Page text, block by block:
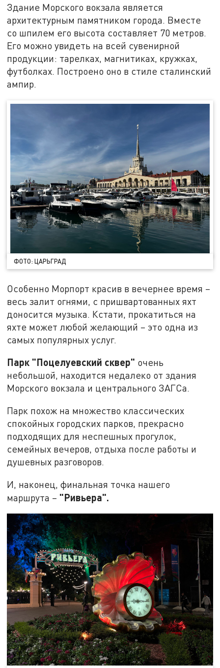
Здание Морского вокзала является
архитектурным памятником города. Вместе
со шпилем его высота составляет 70 метров.
Его можно увидеть на всей сувенирной
продукции: тарелках, магнитиках, кружках,
футболках. Построено оно в стиле сталинский
ампир.
ФОТО: ЦАРЬГРАД
Особенно Морпорт красив в вечернее время –
весь залит огнями, с пришвартованных яхт
доносится музыка. Кстати, прокатиться на
яхте может любой желающий – это одна из
самых популярных услуг.
Парк "Поцелуевский сквер" очень
небольшой, находится недалеко от здания
Морского вокзала и центрального ЗАГСа.
Парк похож на множество классических
спокойных городских парков, прекрасно
подходящих для неспешных прогулок,
семейных вечеров, отдыха после работы и
душевных разговоров.
И, наконец, финальная точка нашего
маршрута – "Ривьера".